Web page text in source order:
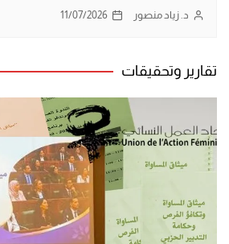
د. زياد منصور 11/07/2026
تقارير وتحقيقات